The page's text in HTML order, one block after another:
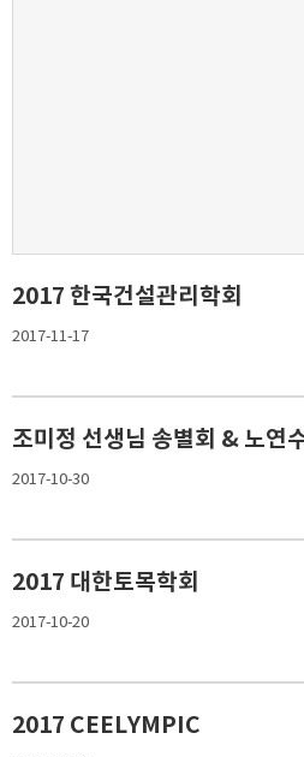
2017 한국건설관리학회
2017-11-17
조미정 선생님 송별회 & 노연
2017-10-30
2017 대한토목학회
2017-10-20
2017 CEELYMPIC